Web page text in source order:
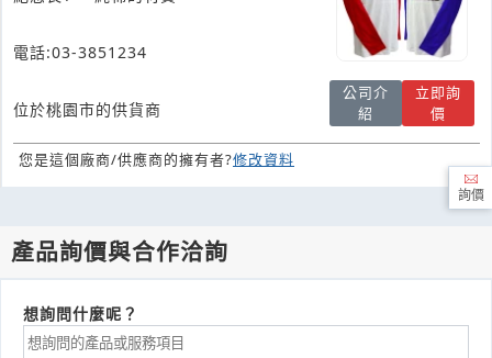
電話:03-3851234
位於桃園市的供貨商
公司介
紹
立即詢
價
您是這個廠商/供應商的擁有者?修改資料
產品詢價與合作洽詢
想詢問什麼呢？
詢價